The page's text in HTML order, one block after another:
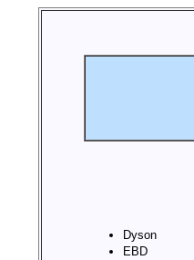
Dyson
EBD